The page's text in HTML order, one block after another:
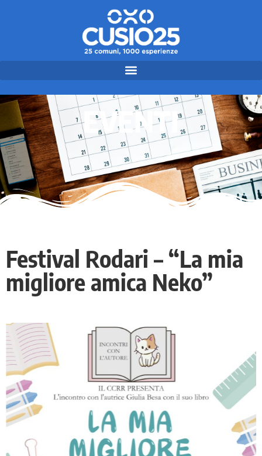
EVENTI
Festival Rodari – “La mia
migliore amica Neko”